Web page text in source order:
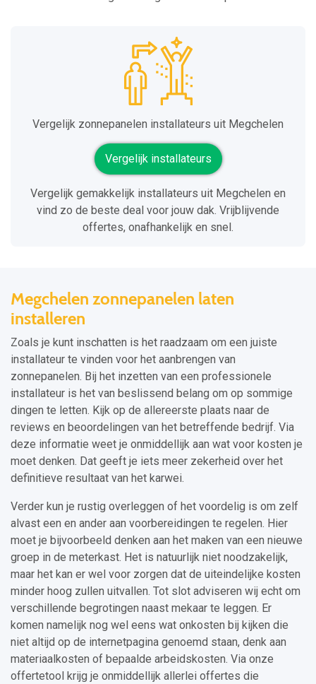
Vergelijk zonnepanelen installateurs uit Megchelen
Vergelijk installateurs
Vergelijk gemakkelijk installateurs uit Megchelen en
vind zo de beste deal voor jouw dak. Vrijblijvende
offertes, onafhankelijk en snel.
Megchelen zonnepanelen laten
installeren
Zoals je kunt inschatten is het raadzaam om een juiste
installateur te vinden voor het aanbrengen van
zonnepanelen. Bij het inzetten van een professionele
installateur is het van beslissend belang om op sommige
dingen te letten. Kijk op de allereerste plaats naar de
reviews en beoordelingen van het betreffende bedrijf. Via
deze informatie weet je onmiddellijk aan wat voor kosten je
moet denken. Dat geeft je iets meer zekerheid over het
definitieve resultaat van het karwei.
Verder kun je rustig overleggen of het voordelig is om zelf
alvast een en ander aan voorbereidingen te regelen. Hier
moet je bijvoorbeeld denken aan het maken van een nieuwe
groep in de meterkast. Het is natuurlijk niet noodzakelijk,
maar het kan er wel voor zorgen dat de uiteindelijke kosten
minder hoog zullen uitvallen. Tot slot adviseren wij echt om
verschillende begrotingen naast mekaar te leggen. Er
komen namelijk nog wel eens wat onkosten bij kijken die
niet altijd op de internetpagina genoemd staan, denk aan
materiaalkosten of bepaalde arbeidskosten. Via onze
offertetool krijg je onmiddellijk allerlei offertes die